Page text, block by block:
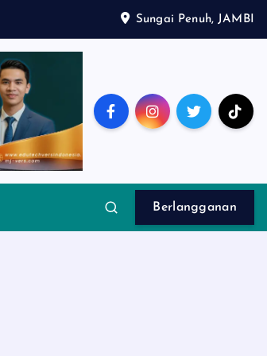
Sungai Penuh, JAMBI
Berlangganan